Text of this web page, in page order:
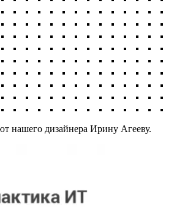
нашего дизайнера Ирину Агееву.